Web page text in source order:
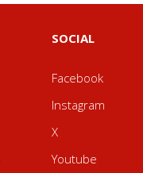
SOCIAL
Facebook
Instagram
X
Youtube